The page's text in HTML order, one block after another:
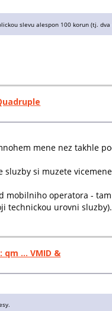
slevu alespon 100 korun (tj.
mene nez takhle
sluzby si muzete
mobilniho operatora -
technickou urovni sluzby).
qm ... VMID &